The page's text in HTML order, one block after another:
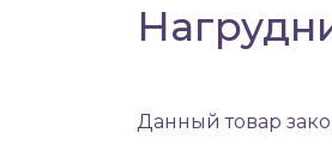
Данный товар